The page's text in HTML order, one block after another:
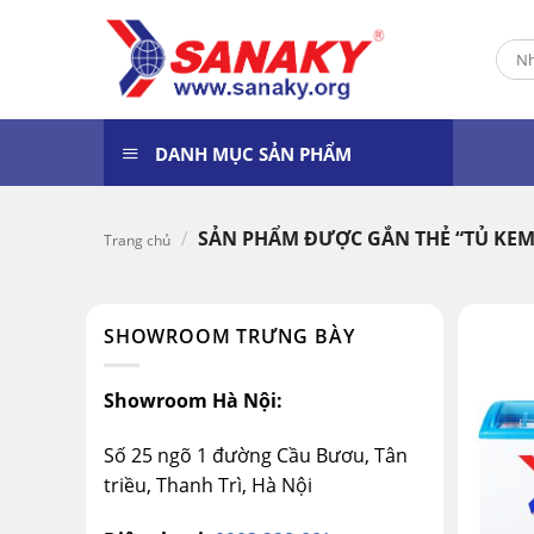
Tìm
DANH MỤC SẢN PHẨM
Trang chủ / SẢN PHẨM ĐƯỢC GẮN THẺ “TỦ
SHOWROOM TRƯNG BÀY
Showroom Hà Nội:
Số 25 ngõ 1 đường Cầu Bươu, Tân
triều, Thanh Trì, Hà Nội